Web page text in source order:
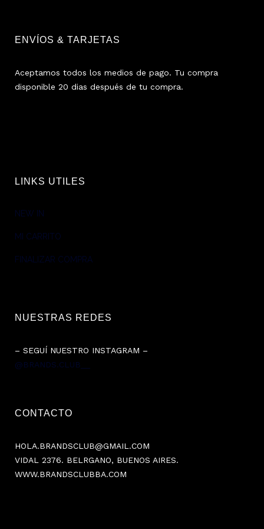
ENVÍOS & TARJETAS
Aceptamos todos los medios de pago. Tu compra
disponible 20 dias después de tu compra.
LINKS UTILES
NEW IN
MI CARRITO
FINALIZAR COMPRA
NUESTRAS REDES
– SEGUÍ NUESTRO INSTAGRAM –
@BRANDS.CLUB__
CONTACTO
HOLA.BRANDSCLUB@GMAIL.COM
VIDAL 2376. BELRGANO, BUENOS AIRES.
WWW.BRANDSCLUBBA.COM